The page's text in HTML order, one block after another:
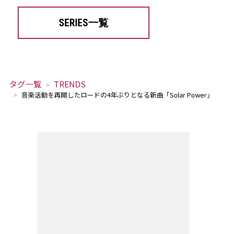
SERIES一覧
タグ一覧 TRENDS
音楽活動を再開したロードの4年ぶりとなる新曲「Solar Power」